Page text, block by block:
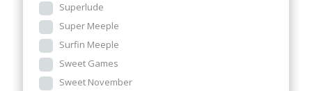
Superlude
Super Meeple
Surfin Meeple
Sweet Games
Sweet November